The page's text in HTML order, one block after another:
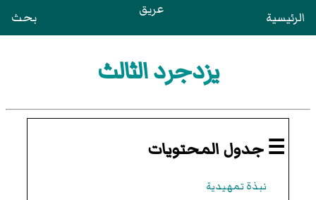
الرئيسية عريق بحث
يزدجرد الثالث
☰ جدول المحتويات
نبذة تمهيدية